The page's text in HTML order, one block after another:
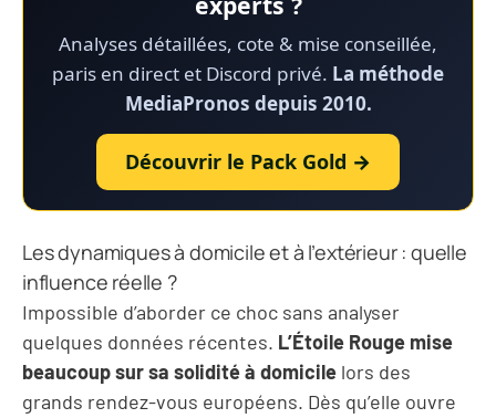
Analyses détaillées, cote & mise conseillée,
paris en direct et Discord privé. La méthode
MediaPronos depuis 2010.
Découvrir le Pack Gold →
Les dynamiques à domicile et à l’extérieur : quelle
influence réelle ?
Impossible d’aborder ce choc sans analyser
quelques données récentes. L’Étoile Rouge mise
beaucoup sur sa solidité à domicile lors des
grands rendez-vous européens. Dès qu’elle ouvre